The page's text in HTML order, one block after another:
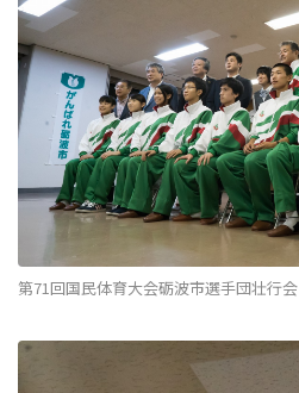
第71回国民体育大会砺波市選手団壮行会